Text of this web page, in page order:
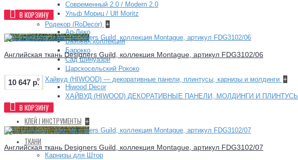
Современный 2.0 / Modern 2.0
Ульф Мориц / Ulf Moritz
Родекор (RoDecor) +
Ар-Деко
Базовая коллекция
Барокко
Сад Шинуазри
Царскосельский Рококо
Хайвуд (HIWOOD) — декоративные панели, плинтусы, карнизы и молдинги +
Hiwood Decor
ХАЙВУД (HIWOOD) ДЕКОРАТИВНЫЕ ПАНЕЛИ, МОЛДИНГИ И ПЛИНТУСЫ
+
КЛЕЙ | ИНСТРУМЕНТЫ +
ТКАНИ
Карнизы для Штор
В КОРЗИНУ
Английская ткань Designers Guild, коллекция Montague, артикул FDG3102/06
10 647 р.
В КОРЗИНУ
Английская ткань Designers Guild, коллекция Montague, артикул FDG3102/07